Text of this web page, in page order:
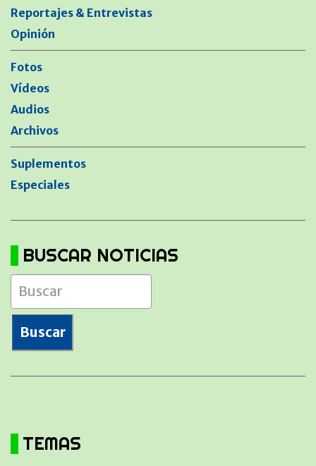
Reportajes & Entrevistas
Opinión
Fotos
Vídeos
Audios
Archivos
Suplementos
Especiales
BUSCAR NOTICIAS
TEMAS